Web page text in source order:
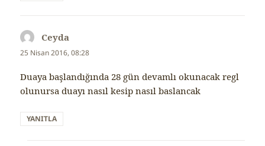
Ceyda
ki:
25 Nisan 2016, 08:28
Duaya başlandığında 28 gün devamlı okunacak regl
olunursa duayı nasıl kesip nasıl baslancak
YANITLA